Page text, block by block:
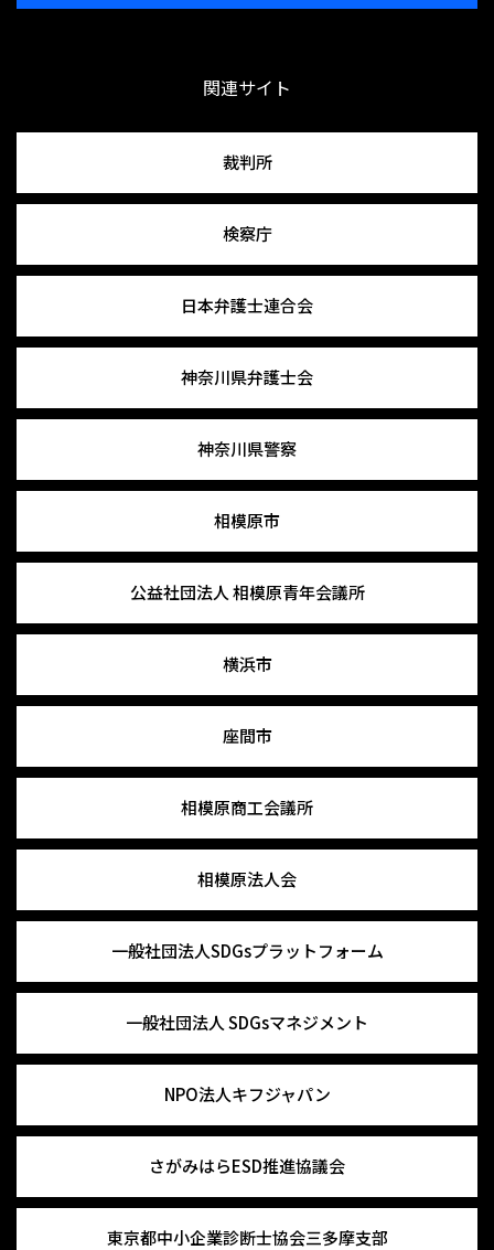
関連サイト
裁判所
検察庁
日本弁護士連合会
神奈川県弁護士会
神奈川県警察
相模原市
公益社団法人相模原青年会議所
横浜市
座間市
相模原商工会議所
相模原法人会
一般社団法人SDGsプラットフォーム
一般社団法人SDGsマネジメント
NPO法人キフジャパン
さがみはらESD推進協議会
東京都中小企業診断士協会三多摩支部